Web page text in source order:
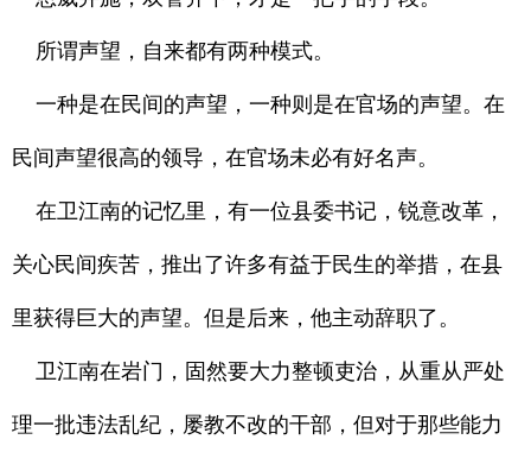
所谓声望，自来都有两种模式。
一种是在民间的声望，一种则是在官场的声望。在
民间声望很高的领导，在官场未必有好名声。
在卫江南的记忆里，有一位县委书记，锐意改革，
关心民间疾苦，推出了许多有益于民生的举措，在县
里获得巨大的声望。但是后来，他主动辞职了。
卫江南在岩门，固然要大力整顿吏治，从重从严处
理一批违法乱纪，屡教不改的干部，但对于那些能力